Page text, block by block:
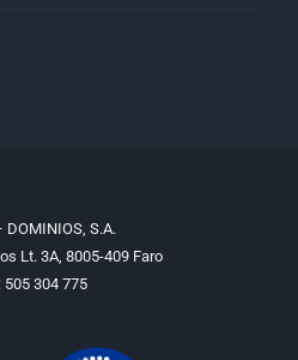
DOMINIOS, S.A.
Lt. 3A, 8005-409 Faro
505 304 775